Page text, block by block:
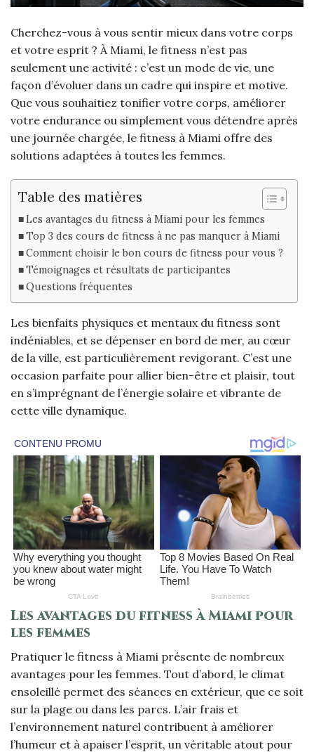
Cherchez-vous à vous sentir mieux dans votre corps
et votre esprit ? À Miami, le fitness n’est pas
seulement une activité : c’est un mode de vie, une
façon d’évoluer dans un cadre qui inspire et motive.
Que vous souhaitiez tonifier votre corps, améliorer
votre endurance ou simplement vous détendre après
une journée chargée, le fitness à Miami offre des
solutions adaptées à toutes les femmes.
Table des matières
Les avantages du fitness à Miami pour les femmes
Top 3 des cours de fitness à ne pas manquer à Miami
Comment choisir le bon cours de fitness pour vous ?
Témoignages et résultats de participantes
Questions fréquentes
Les bienfaits physiques et mentaux du fitness sont
indéniables, et se dépenser en bord de mer, au cœur
de la ville, est particulièrement revigorant. C’est une
occasion parfaite pour allier bien-être et plaisir, tout
en s’imprégnant de l’énergie solaire et vibrante de
cette ville dynamique.
Les avantages du fitness à Miami pour
les femmes
Pratiquer le fitness à Miami présente de nombreux
avantages pour les femmes. Tout d’abord, le climat
ensoleillé permet des séances en extérieur, que ce soit
sur la plage ou dans les parcs. L’air frais et
l’environnement naturel contribuent à améliorer
l’humeur et à apaiser l’esprit, un véritable atout pour